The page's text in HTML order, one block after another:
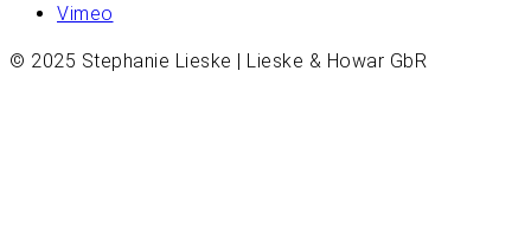
Vimeo
© 2025 Stephanie Lieske | Lieske & Howar GbR